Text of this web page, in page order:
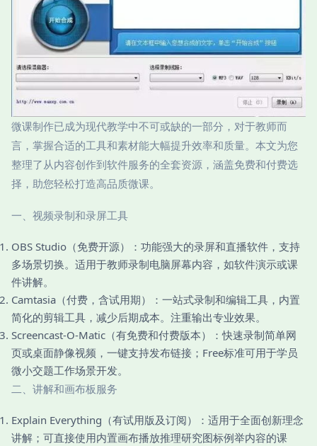
微课制作已成为现代教学中不可或缺的一部分，对于教师而
言，掌握合适的工具和素材能大幅提升效率和质量。本文为您
整理了从内容创作到软件服务的全套资源，涵盖免费和付费选
择，助您轻松打造高品质微课。
一、视频录制和录屏工具
OBS Studio（免费开源）：功能强大的录屏和直播软件，支持
多场景切换。适用于教师录制电脑屏幕内容，如软件演示或课
件讲解。
Camtasia（付费，含试用期）：一站式录制和编辑工具，内置
简化的剪辑工具，减少后期成本。注重输出专业效果。
Screencast-O-Matic（有免费和付费版本）：快速录制简单网
页或桌面静像视频，一键支持发布链接；Free标准可用于学员
微小交题工作场景开发。
二、讲解和画布板服务
Explain Everything（有试用版及订阅）：适用于全面创新理念
讲解；可直接使用内置画布播放推理研究图标例举内容的课